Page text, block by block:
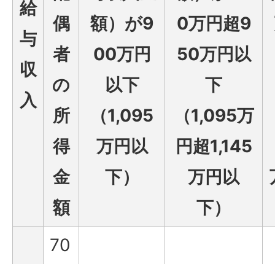
給
与
収
入
偶
者
の
所
得
金
額
額）が9
00万円
以下
（1,095
万円以
下）
0万円超9
50万円以
下
（1,095万
円超1,145
万円以
下）
70